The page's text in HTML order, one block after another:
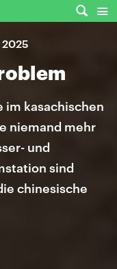
2025
im kasachischen
niemand mehr
und
sind
chinesische